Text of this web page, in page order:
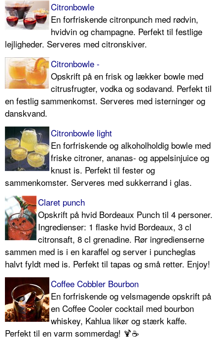
Citronbowle
En forfriskende citronpunch med rødvin,
hvidvin og champagne. Perfekt til festlige
lejligheder. Serveres med citronskiver.
Citronbowle -
Opskrift på en frisk og lækker bowle med
citrusfrugter, vodka og sodavand. Perfekt til
en festlig sammenkomst. Serveres med isterninger og
danskvand.
Citronbowle light
En forfriskende og alkoholholdig bowle med
friske citroner, ananas- og appelsinjuice og
knust is. Perfekt til fester og
sammenkomster. Serveres med sukkerrand i glas.
Claret punch
Opskrift på hvid Bordeaux Punch til 4 personer.
Ingredienser: 1 flaske hvid Bordeaux, 3 cl
citronsaft, 8 cl grenadine. Rør ingredienserne
sammen med is i en karaffel og server i puncheglas
halvt fyldt med is. Perfekt til tapas og små retter. Enjoy!
Coffee Cobbler Bourbon
En forfriskende og velsmagende opskrift på
en Coffee Cooler cocktail med bourbon
whiskey, Kahlua likør og stærk kaffe.
Perfekt til en varm sommerdag! 🍹☕️